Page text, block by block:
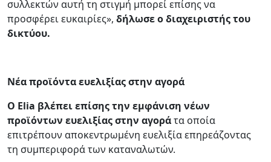
συλλεκτών αυτή τη στιγμή μπορεί επίσης να
προσφέρει ευκαιρίες», δήλωσε ο διαχειριστής του
δικτύου.
Νέα προϊόντα ευελιξίας στην αγορά
Ο Elia βλέπει επίσης την εμφάνιση νέων
προϊόντων ευελιξίας στην αγοράτα οποία
επιτρέπουν αποκεντρωμένη ευελιξία επηρεάζοντας
τη συμπεριφορά των καταναλωτών.